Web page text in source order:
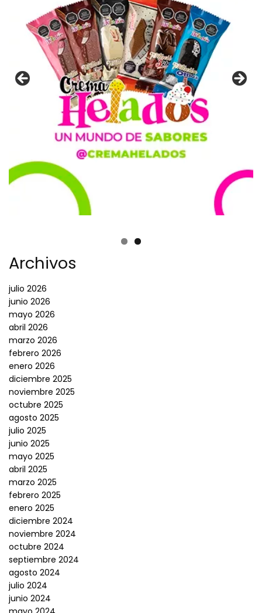
Archivos
julio 2026
junio 2026
mayo 2026
abril 2026
marzo 2026
febrero 2026
enero 2026
diciembre 2025
noviembre 2025
octubre 2025
agosto 2025
julio 2025
junio 2025
mayo 2025
abril 2025
marzo 2025
febrero 2025
enero 2025
diciembre 2024
noviembre 2024
octubre 2024
septiembre 2024
agosto 2024
julio 2024
junio 2024